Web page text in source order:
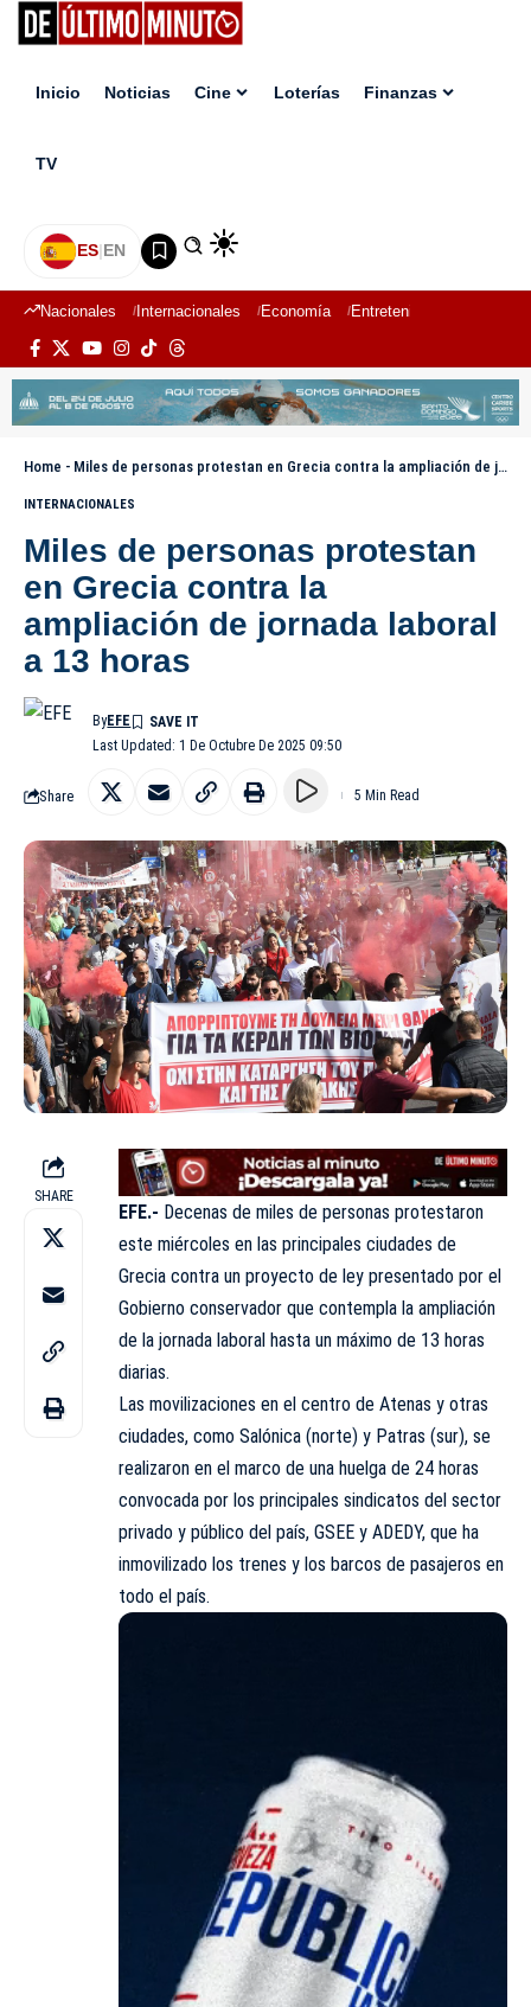
Inicio Noticias Cine Loterías Finanzas
TV
ES|EN
Nacionales Internacionales Economía Entretenimiento
Home - Miles de personas protestan en Grecia contra la ampliación de jornada laboral a 13 horas
INTERNACIONALES
Miles de personas protestan
en Grecia contra la
ampliación de jornada laboral
a 13 horas
Last Updated: 1 De Octubre De 2025 09:50
ByEFE
Share 5 Min Read
SHARE
EFE.- Decenas de miles de personas protestaron
este miércoles en las principales ciudades de
Grecia contra un proyecto de ley presentado por el
Gobierno conservador que contempla la ampliación
de la jornada laboral hasta un máximo de 13 horas
diarias.
Las movilizaciones en el centro de Atenas y otras
ciudades, como Salónica (norte) y Patras (sur), se
realizaron en el marco de una huelga de 24 horas
convocada por los principales sindicatos del sector
privado y público del país, GSEE y ADEDY, que ha
inmovilizado los trenes y los barcos de pasajeros en
todo el país.